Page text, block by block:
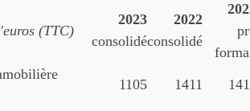
(TTC)
2023
consolidé
2022
consolidé
1105 1411